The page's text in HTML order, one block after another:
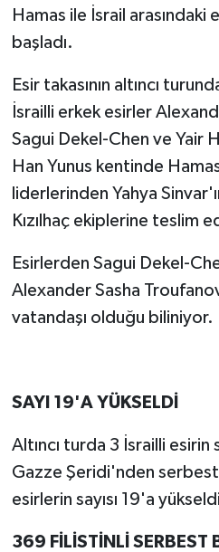
Hamas ile İsrail arasındaki
başladı.
Esir takasının altıncı
İsrailli erkek esirler
Sagui Dekel-Chen ve Yair
Han Yunus kentinde
liderlerinden Yahya
Kızılhaç ekiplerine teslim
Esirlerden Sagui Dekel-
Alexander Sasha
vatandaşı olduğu biliniyor.
SAYI 19'A YÜKSELDİ
Altıncı turda 3 İsrailli esirin
Gazze Şeridi'nden serbest
esirlerin sayısı 19'a
369 FİLİSTİNLİ SERBEST